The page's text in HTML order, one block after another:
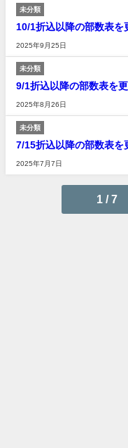
未分類
10/1折込以降の部数表を
2025年9月25日
未分類
9/1折込以降の部数表を
2025年8月26日
未分類
7/15折込以降の部数表を
2025年7月7日
1 / 7